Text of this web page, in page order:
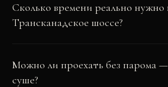
Сколько времени реально нужно
Трансканадское шоссе?
Можно ли проехать без парома
суше?